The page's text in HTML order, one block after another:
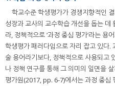
학교수준 학생평가가 경쟁지향적인
성장과 교사의 교수학습 개선을 돕는 데
라, 정책적으로 ‘과정 중심 평가’라는 용
학생평가 패러다임으로 자리 잡고 있다.
술 용어라기보다, 정책적으로 사용되고
나 정책 연구를 통해 그 의미의 일면을
평가원(2017, pp. 6-7)에서는 과정 중심